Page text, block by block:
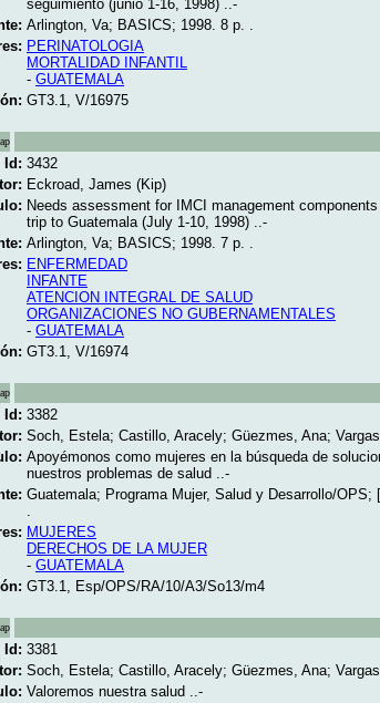
seguimiento (junio 1-16, 1998) ..-
Arlington, Va; BASICS; 1998. 8 p. .
PERINATOLOGIA
MORTALIDAD INFANTIL
- GUATEMALA
GT3.1, V/16975
Id: 3432
Eckroad, James (Kip)
Needs assessment for IMCI management
trip to Guatemala (July 1-10, 1998) ..-
Arlington, Va; BASICS; 1998. 7 p. .
ENFERMEDAD
INFANTE
ATENCION INTEGRAL DE SALUD
ORGANIZACIONES NO GUBERNAMENTALES
- GUATEMALA
GT3.1, V/16974
Id: 3382
Soch, Estela; Castillo, Aracely; Güezmes, Ana;
Apoyémonos como mujeres en la búsqueda de
nuestros problemas de salud ..-
Guatemala; Programa Mujer, Salud y Desarrollo/OPS;
.
MUJERES
DERECHOS DE LA MUJER
- GUATEMALA
GT3.1, Esp/OPS/RA/10/A3/So13/m4
Id: 3381
Soch, Estela; Castillo, Aracely; Güezmes, Ana;
Valoremos nuestra salud ..-